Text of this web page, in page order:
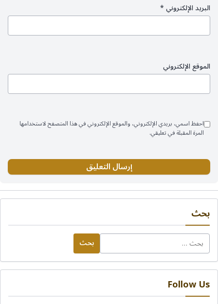
البريد الإلكتروني*
الموقع الإلكتروني
احفظ اسمي، بريدي الإلكتروني، والموقع الإلكتروني في هذا المتصفح لاستخدامها
المرة المقبلة في تعليقي.
بحث
البحث
عن:
Follow Us